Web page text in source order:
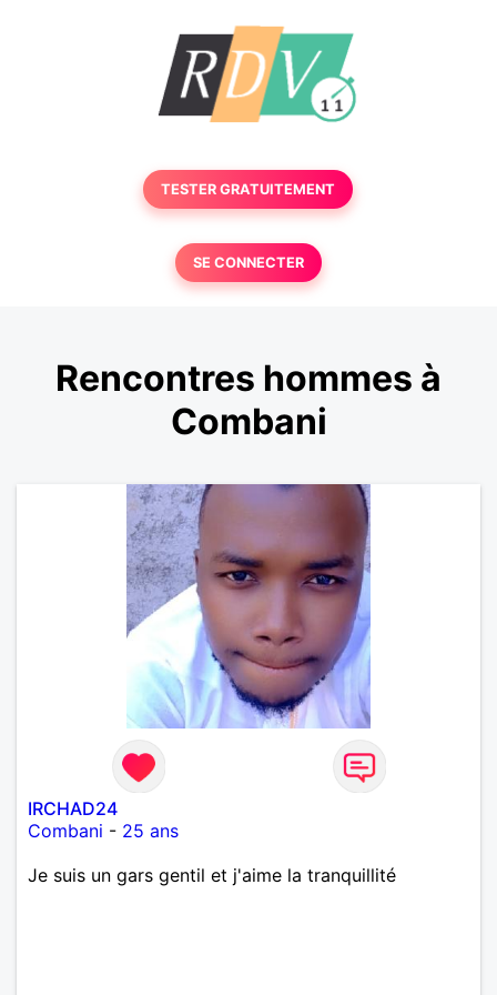
TESTER GRATUITEMENT
SE CONNECTER
Rencontres hommes à
Combani
IRCHAD24
Combani - 25 ans
Je suis un gars gentil et j'aime la tranquillité